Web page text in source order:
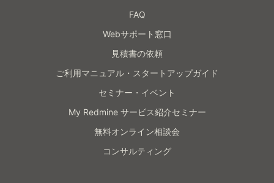
FAQ
Webサポート窓口
見積書の依頼
ご利用マニュアル・スタートアップガイド
セミナー・イベント
My Redmine サービス紹介セミナー
無料オンライン相談会
コンサルティング